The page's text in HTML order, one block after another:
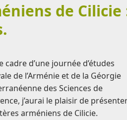
de
cadre d’une journée d’études
de l’Arménie et de la Géorgie
des Sciences de
j’aurai le plaisir de
arméniens de Cilicie.